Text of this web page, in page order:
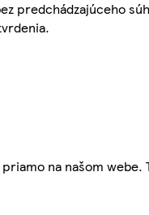
predchádzajúceho
na našom webe.